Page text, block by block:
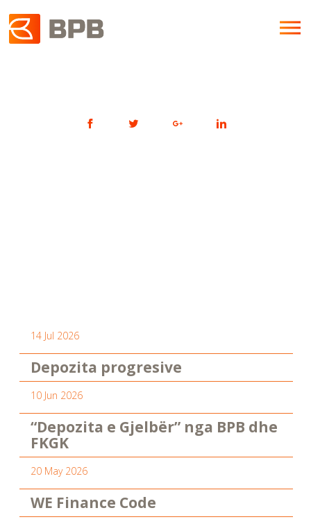
14 Jul 2026
Depozita progresive
10 Jun 2026
“Depozita e Gjelbër” nga BPB dhe
FKGK
20 May 2026
WE Finance Code